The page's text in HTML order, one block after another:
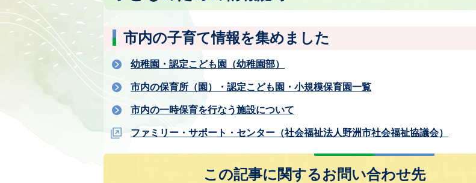
市内の子育て情報を集めました
幼稚園・認定こども園（幼稚園部）
市内の保育所（園）・認定こども園・小規模保育園一覧
市内の一時保育を行なう施設について
ファミリー・サポート・センター（社会福祉法人野洲市社会福祉協議会）
この記事に関するお問い合わせ先